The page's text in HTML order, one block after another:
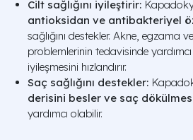
Cilt sağlığını iyileştirir:
antioksidan ve antibakteriyel
sağlığını destekler. Akne, egzama
problemlerinin tedavisinde
iyileşmesini hızlandırır.
Saç sağlığını destekler:
derisini besler ve saç
yardımcı olabilir.